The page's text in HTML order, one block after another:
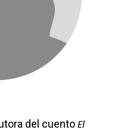
del cuentoEl